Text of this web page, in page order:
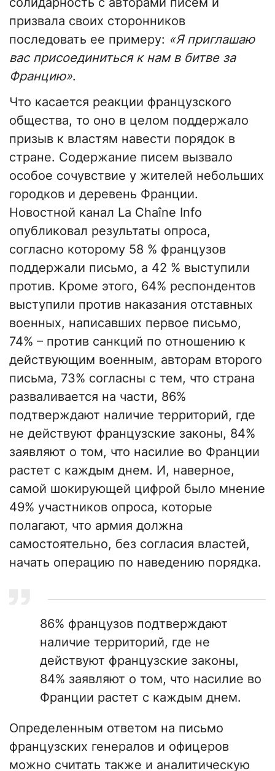
призвала своих сторонников
последовать ее примеру: «Я приглашаю
вас присоединиться к нам в битве за
Францию».
Что касается реакции французского
общества, то оно в целом поддержало
призыв к властям навести порядок в
стране. Содержание писем вызвало
особое сочувствие у жителей небольших
городков и деревень Франции.
Новостной канал La Chaîne Info
опубликовал результаты опроса,
согласно которому 58 % французов
поддержали письмо, а 42 % выступили
против. Кроме этого, 64% респондентов
выступили против наказания отставных
военных, написавших первое письмо,
74% – против санкций по отношению к
действующим военным, авторам второго
письма, 73% согласны с тем, что страна
разваливается на части, 86%
подтверждают наличие территорий, где
не действуют французские законы, 84%
заявляют о том, что насилие во Франции
растет с каждым днем. И, наверное,
самой шокирующей цифрой было мнение
49% участников опроса, которые
полагают, что армия должна
самостоятельно, без согласия властей,
начать операцию по наведению порядка.
86% французов подтверждают
наличие территорий, где не
действуют французские законы,
84% заявляют о том, что насилие во
Франции растет с каждым днем.
Определенным ответом на письмо
французских генералов и офицеров
можно считать также и аналитическую